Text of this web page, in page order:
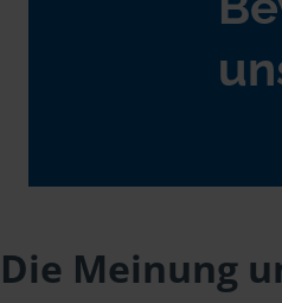
Die Meinung